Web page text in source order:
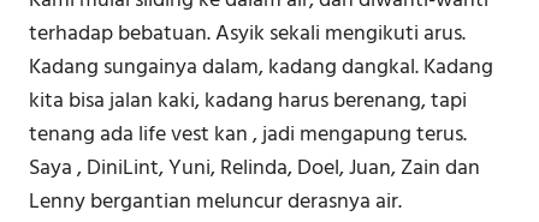
terhadap bebatuan. Asyik sekali mengikuti arus.
Kadang sungainya dalam, kadang dangkal. Kadang
kita bisa jalan kaki, kadang harus berenang, tapi
tenang ada life vest kan , jadi mengapung terus.
Saya , DiniLint, Yuni, Relinda, Doel, Juan, Zain dan
Lenny bergantian meluncur derasnya air.